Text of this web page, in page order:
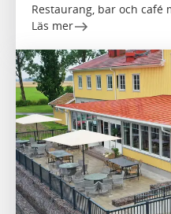
Restaurang, bar och
Läs mer